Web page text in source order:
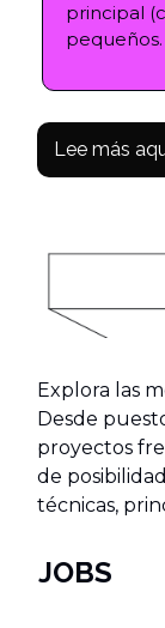
principal
pequeños.
Lee más
Explora las
Desde
proyectos
de
técnicas,
JOBS